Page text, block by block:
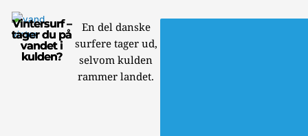
Vintersurf –
tager du på
vandet i
kulden?
En del danske
surfere tager ud,
selvom kulden
rammer landet.